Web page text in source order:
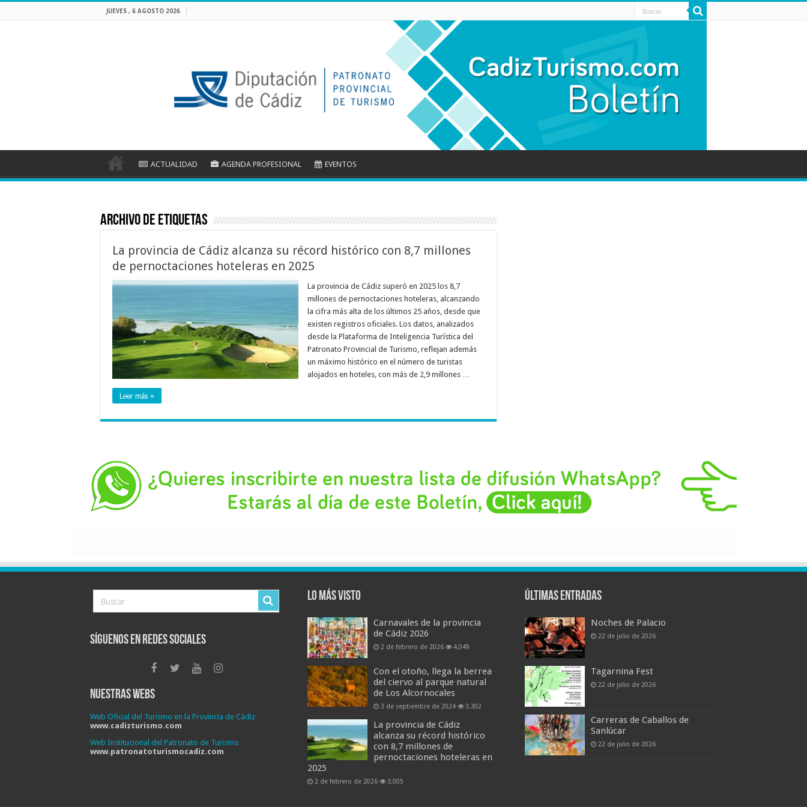
JUEVES , 6 AGOSTO 2026
ACTUALIDAD AGENDA PROFESIONAL EVENTOS
Archivo de etiquetas
La provincia de Cádiz alcanza su récord histórico con 8,7 millones
de pernoctaciones hoteleras en 2025
La provincia de Cádiz superó en 2025 los 8,7
millones de pernoctaciones hoteleras, alcanzando
la cifra más alta de los últimos 25 años, desde que
existen registros oficiales. Los datos, analizados
desde la Plataforma de Inteligencia Turística del
Patronato Provincial de Turismo, reflejan además
un máximo histórico en el número de turistas
alojados en hoteles, con más de 2,9 millones …
Leer más »
Síguenos en Redes Sociales
Nuestras Webs
Web Oficial del Turismo en la Provincia de Cádiz
www.cadizturismo.com
Web Institucional del Patronato de Turismo
www.patronatoturismocadiz.com
Lo más visto
Carnavales de la provincia
de Cádiz 2026
2 de febrero de 2026 4,049
Con el otoño, llega la berrea
del ciervo al parque natural
de Los Alcornocales
3 de septiembre de 2024 3,302
La provincia de Cádiz
alcanza su récord histórico
con 8,7 millones de
pernoctaciones hoteleras en
2025
2 de febrero de 2026 3,005
Últimas entradas
Noches de Palacio
22 de julio de 2026
Tagarnina Fest
22 de julio de 2026
Carreras de Caballos de
Sanlúcar
22 de julio de 2026